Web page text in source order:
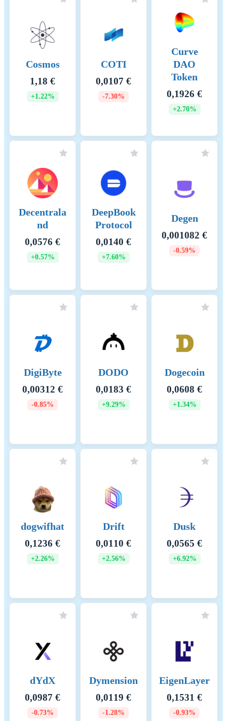
Cosmos
1,18 €
+1.22%
COTI
0,0107 €
-7.30%
Curve
DAO
Token
0,1926 €
+2.70%
Decentrala
nd
0,0576 €
+0.57%
DeepBook
Protocol
0,0140 €
+7.60%
Degen
0,001082 €
-0.59%
DigiByte
0,00312 €
-0.85%
DODO
0,0183 €
+9.29%
Dogecoin
0,0608 €
+1.34%
dogwifhat
0,1236 €
+2.26%
Drift
0,0110 €
+2.56%
Dusk
0,0565 €
+6.92%
dYdX
0,0987 €
-0.73%
Dymension
0,0119 €
-1.28%
EigenLayer
0,1531 €
-0.93%